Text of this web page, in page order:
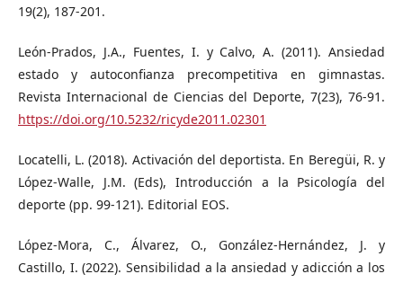
19(2), 187-201.
León-Prados, J.A., Fuentes, I. y Calvo, A. (2011). Ansiedad
estado y autoconfianza precompetitiva en gimnastas.
Revista Internacional de Ciencias del Deporte, 7(23), 76-91.
https://doi.org/10.5232/ricyde2011.02301
Locatelli, L. (2018). Activación del deportista. En Beregüi, R. y
López-Walle, J.M. (Eds), Introducción a la Psicología del
deporte (pp. 99-121). Editorial EOS.
López-Mora, C., Álvarez, O., González-Hernández, J. y
Castillo, I. (2022). Sensibilidad a la ansiedad y adicción a los